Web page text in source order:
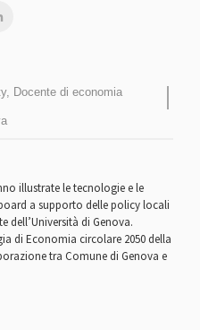
Docente di economia
illustrate le tecnologie e le
a supporto delle policy locali
dell’Università di Genova.
di Economia circolare 2050 della
tra Comune di Genova e